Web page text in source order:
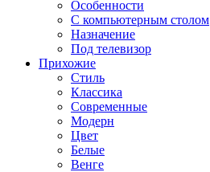
Особенности
С компьютерным столом
Назначение
Под телевизор
Прихожие
Стиль
Классика
Современные
Модерн
Цвет
Белые
Венге